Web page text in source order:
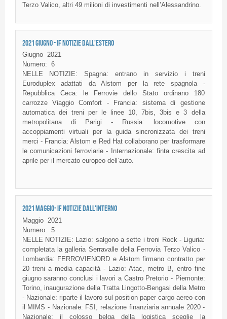
Terzo Valico, altri 49 milioni di investimenti nell’Alessandrino.
2021 GIUGNO - IF NOTIZIE DALL'ESTERO
Giugno 2021
Numero: 6
NELLE NOTIZIE: Spagna: entrano in servizio i treni
Euroduplex adattati da Alstom per la rete spagnola -
Repubblica Ceca: le Ferrovie dello Stato ordinano 180
carrozze Viaggio Comfort - Francia: sistema di gestione
automatica dei treni per le linee 10, 7bis, 3bis e 3 della
metropolitana di Parigi - Russia: locomotive con
accoppiamenti virtuali per la guida sincronizzata dei treni
merci - Francia: Alstom e Red Hat collaborano per trasformare
le comunicazioni ferroviarie - Internazionale: finta crescita ad
aprile per il mercato europeo dell’auto.
2021 MAGGIO- IF NOTIZIE DALL'INTERNO
Maggio
2021
Numero: 5
NELLE NOTIZIE: Lazio: salgono a sette i treni Rock - Liguria:
completata la galleria Serravalle della Ferrovia Terzo Valico -
Lombardia: FERROVIENORD e Alstom firmano contratto per
20 treni a media capacità - Lazio: Atac, metro B, entro fine
giugno saranno conclusi i lavori a Castro Pretorio - Piemonte:
Torino, inaugurazione della Tratta Lingotto-Bengasi della Metro
- Nazionale: riparte il lavoro sul position paper cargo aereo con
il MIMS - Nazionale: FSI, relazione finanziaria annuale 2020 -
Nazionale: il colosso belga della logistica sceglie la